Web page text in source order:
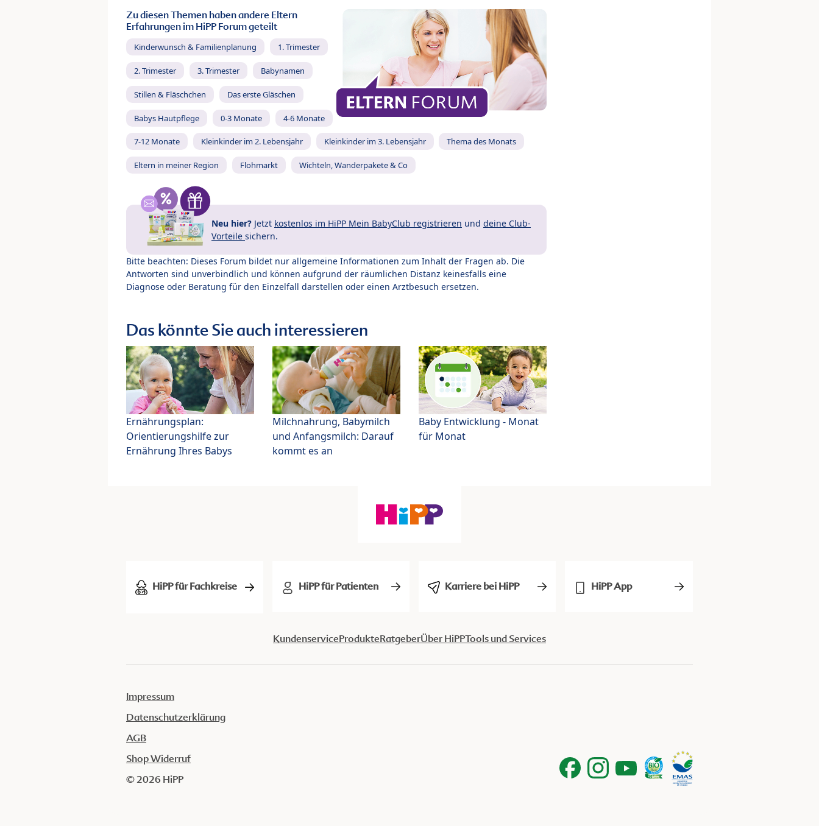
Zu diesen Themen haben andere Eltern
Erfahrungen im HiPP Forum geteilt
Kinderwunsch & Familienplanung 1. Trimester
2. Trimester 3. Trimester Babynamen
Stillen & Fläschchen Das erste Gläschen
Babys Hautpflege 0-3 Monate 4-6 Monate
7-12 Monate Kleinkinder im 2. Lebensjahr Kleinkinder im 3. Lebensjahr Thema des Monats
Eltern in meiner Region Flohmarkt Wichteln, Wanderpakete & Co
Neu hier? Jetzt kostenlos im HiPP Mein BabyClub registrieren und deine Club-
Vorteile sichern.
Bitte beachten: Dieses Forum bildet nur allgemeine Informationen zum Inhalt der Fragen ab. Die
Antworten sind unverbindlich und können aufgrund der räumlichen Distanz keinesfalls eine
Diagnose oder Beratung für den Einzelfall darstellen oder einen Arztbesuch ersetzen.
Das könnte Sie auch interessieren
Ernährungsplan:
Orientierungshilfe zur
Ernährung Ihres Babys
Milchnahrung, Babymilch
und Anfangsmilch: Darauf
kommt es an
Baby Entwicklung - Monat
für Monat
HiPP für Fachkreise HiPP für Patienten Karriere bei HiPP HiPP App
KundenserviceProdukteRatgeberÜber HiPPTools und Services
Impressum
Datenschutzerklärung
AGB
Shop Widerruf
© 2026 HiPP